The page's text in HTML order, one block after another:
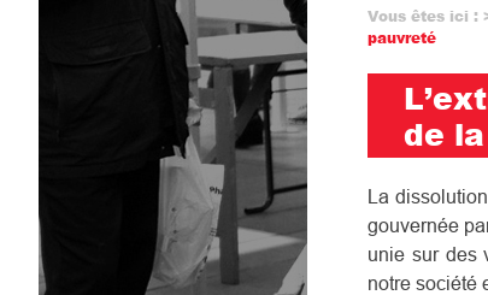
Fil
Vous êtes ici :
pauvreté
de
La
gouvernée
unie sur des
notre société